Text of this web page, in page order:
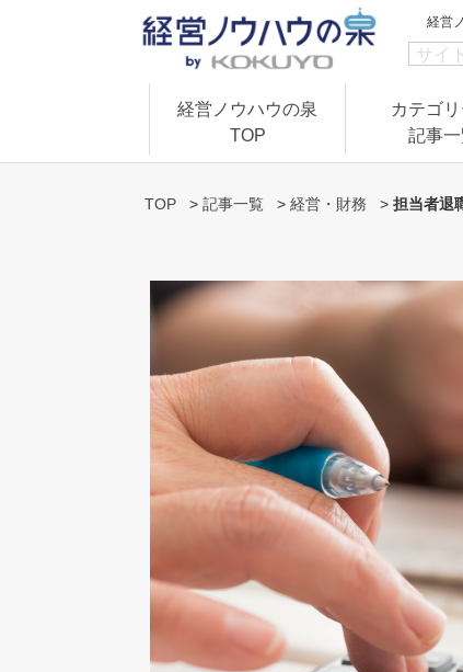
経営
経営ノウハウの泉
TOP
カテゴリ
記事
TOP > 記事一覧 > 経営・財務 > 担当者退